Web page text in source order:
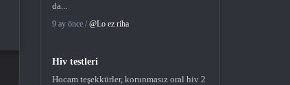
da...
9 ay önce / @Lo ez riha
Hiv testleri
Hocam teşekkürler, korunmasız oral hiv 2